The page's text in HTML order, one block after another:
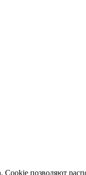
позволяют